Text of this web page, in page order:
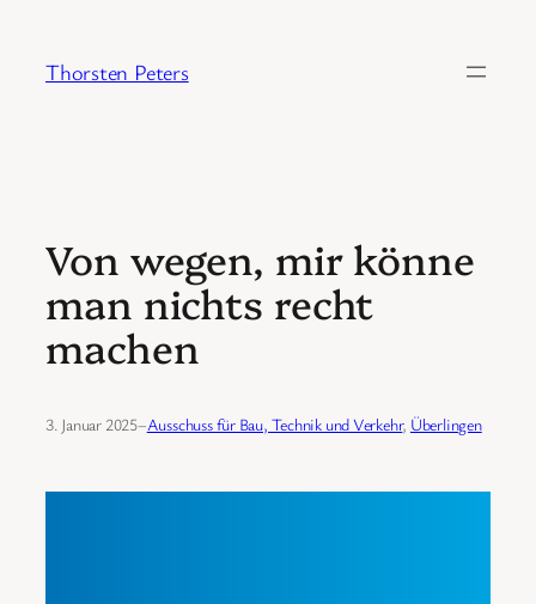
springen
Thorsten Peters
Von wegen, mir könne
man nichts recht
machen
3. Januar 2025–Ausschuss für Bau, Technik und Verkehr, Überlingen